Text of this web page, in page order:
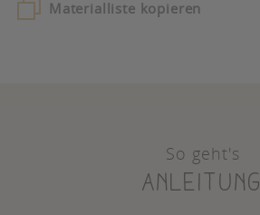
Materialliste kopieren
So geht's
Anleitung